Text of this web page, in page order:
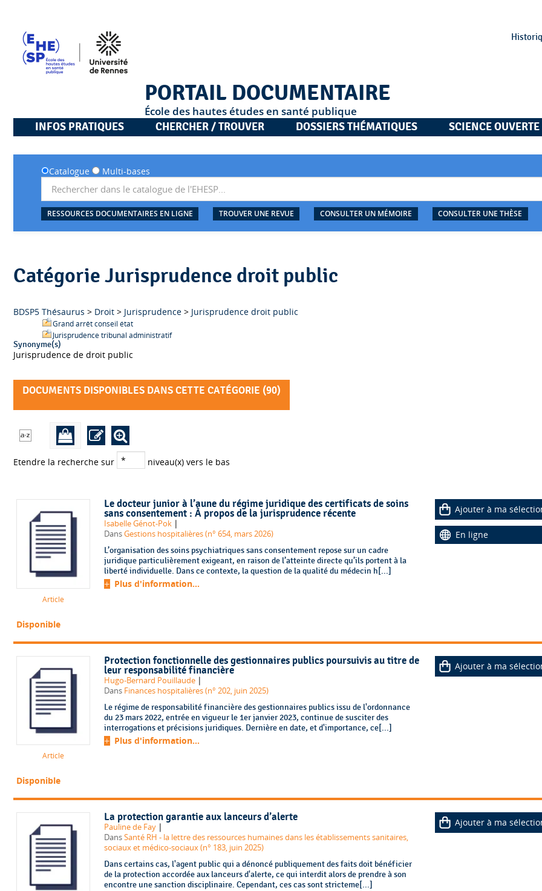
PORTAIL DOCUMENTAIRE
École des hautes études en santé publique
INFOS PRATIQUES
CHERCHER / TROUVER DOSSIERS THÉMATIQUES SCIENCE OUVERTE
Catalogue Multi-bases
RESSOURCES DOCUMENTAIRES EN LIGNE TROUVER UNE REVUE CONSULTER UN MÉMOIRE CONSULTER UNE THÈSE
Catégorie Jurisprudence droit public
BDSP5 Thésaurus > Droit > Jurisprudence > Jurisprudence droit public
Grand arrêt conseil état
Jurisprudence tribunal administratif
Synonyme(s)
Jurisprudence de droit public
DOCUMENTS DISPONIBLES DANS CETTE CATÉGORIE (90)
Etendre la recherche sur niveau(x) vers le bas
Article
Le docteur junior à l’aune du régime juridique des certificats de soins
sans consentement : À propos de la jurisprudence récente
Isabelle Génot-Pok |
DansGestions hospitalières (n° 654, mars 2026)
L’organisation des soins psychiatriques sans consentement repose sur un cadre
juridique particulièrement exigeant, en raison de l’atteinte directe qu’ils portent à la
liberté individuelle. Dans ce contexte, la question de la qualité du médecin h[...]
Plus d'information...
Ajouter à ma
En ligne
Disponible
Article
Protection fonctionnelle des gestionnaires publics poursuivis au titre de
leur responsabilité financière
Hugo-Bernard Pouillaude |
Dans Finances hospitalières (n° 202, juin 2025)
Le régime de responsabilité financière des gestionnaires publics issu de l'ordonnance
du 23 mars 2022, entrée en vigueur le 1er janvier 2023, continue de susciter des
interrogations et précisions juridiques. Dernière en date, et d'importance, ce[...]
Plus d'information...
Ajouter à ma
Disponible
La protection garantie aux lanceurs d’alerte
Pauline de Fay |
DansSanté RH - la lettre des ressources humaines dans les établissements sanitaires,
sociaux et médico-sociaux (n° 183, juin 2025)
Dans certains cas, l'agent public qui a dénoncé publiquement des faits doit bénéficier
de la protection accordée aux lanceurs d'alerte, ce qui interdit alors de prendre à son
encontre une sanction disciplinaire. Cependant, ces cas sont stricteme[...]
Ajouter à ma